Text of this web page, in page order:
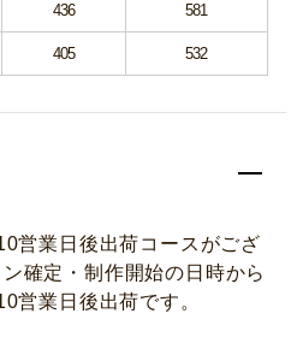
436 581
405 532
営業日後出荷コースがござ
確定・制作開始の日時から
営業日後出荷です。